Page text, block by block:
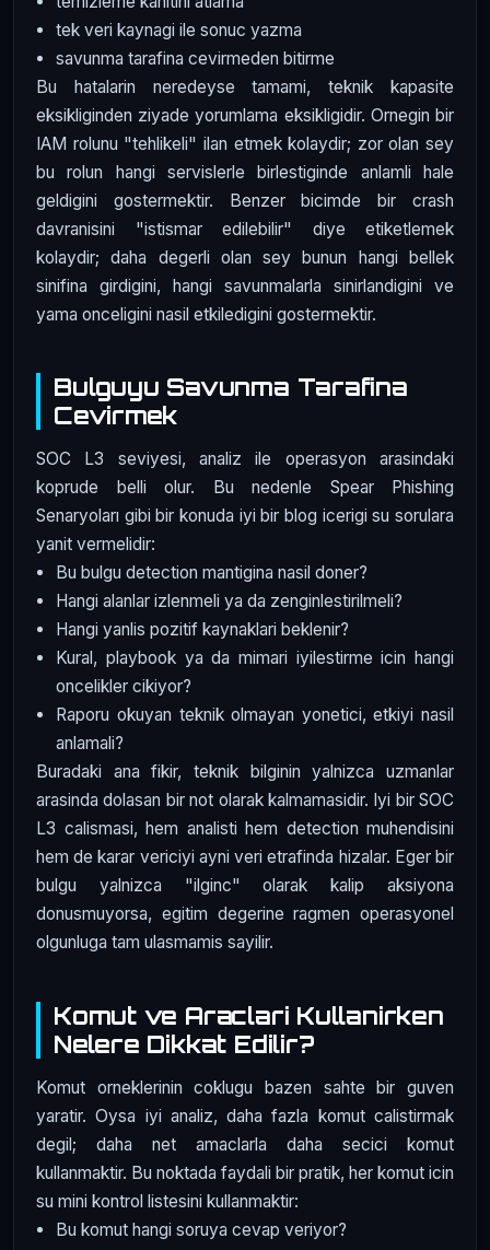
tek veri kaynagi ile sonuc yazma
savunma tarafina cevirmeden bitirme
Bu hatalarin neredeyse tamami, teknik kapasite
eksikliginden ziyade yorumlama eksikligidir. Ornegin bir
IAM rolunu "tehlikeli" ilan etmek kolaydir; zor olan sey
bu rolun hangi servislerle birlestiginde anlamli hale
geldigini gostermektir. Benzer bicimde bir crash
davranisini "istismar edilebilir" diye etiketlemek
kolaydir; daha degerli olan sey bunun hangi bellek
sinifina girdigini, hangi savunmalarla sinirlandigini ve
yama onceligini nasil etkiledigini gostermektir.
Bulguyu Savunma Tarafina
Cevirmek
SOC L3 seviyesi, analiz ile operasyon arasindaki
koprude belli olur. Bu nedenle Spear Phishing
Senaryoları gibi bir konuda iyi bir blog icerigi su sorulara
yanit vermelidir:
Bu bulgu detection mantigina nasil doner?
Hangi alanlar izlenmeli ya da zenginlestirilmeli?
Hangi yanlis pozitif kaynaklari beklenir?
Kural, playbook ya da mimari iyilestirme icin hangi
oncelikler cikiyor?
Raporu okuyan teknik olmayan yonetici, etkiyi nasil
anlamali?
Buradaki ana fikir, teknik bilginin yalnizca uzmanlar
arasinda dolasan bir not olarak kalmamasidir. Iyi bir SOC
L3 calismasi, hem analisti hem detection muhendisini
hem de karar vericiyi ayni veri etrafinda hizalar. Eger bir
bulgu yalnizca "ilginc" olarak kalip aksiyona
donusmuyorsa, egitim degerine ragmen operasyonel
olgunluga tam ulasmamis sayilir.
Komut ve Araclari Kullanirken
Nelere Dikkat Edilir?
Komut orneklerinin coklugu bazen sahte bir guven
yaratir. Oysa iyi analiz, daha fazla komut calistirmak
degil; daha net amaclarla daha secici komut
kullanmaktir. Bu noktada faydali bir pratik, her komut icin
su mini kontrol listesini kullanmaktir:
Bu komut hangi soruya cevap veriyor?